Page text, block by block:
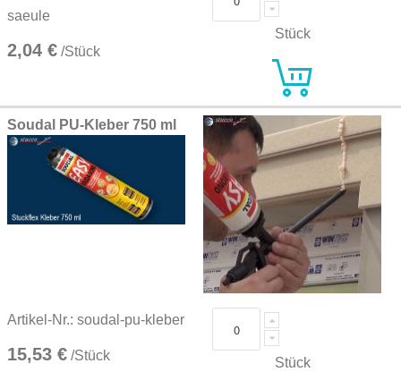
saeule
2,04 € /Stück
Stück
Soudal PU-Kleber 750 ml
Artikel-Nr.: soudal-pu-kleber
15,53 € /Stück Stück